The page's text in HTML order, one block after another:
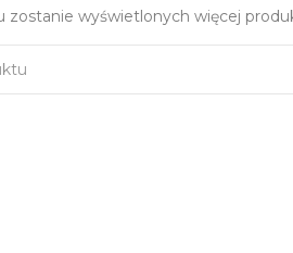
zostanie wyświetlonych więcej